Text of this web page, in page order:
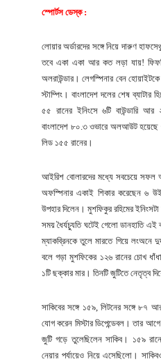
স্পোর্টস ডেস্ক :
লোয়ার অর্ডারদের সঙ্গে নিয়ে দারুণ
তবে একা একা আর কত লড়া যায়!
অলরাউন্ডার। লেগস্পিনার বেন
স্টাম্পিং। বাংলাদেশ দলের শেষ
৫৫ রানের ইনিংসে ৬টি বাউন্ডারি
বাংলাদেশ ৮০.৩ ওভারে অলআউট হয়েছে
লিড ১৫৫ রানের।
আইরিশ বোলারদের মধ্যে সবচেয়ে সফল
অফস্পিনার একাই শিকার করেছেন ৬
উপহার দিলেন। মুশফিকুর রহিমের
সময় ধৈর্যচ্যুতি ঘটেই গেলো ডানহাতি এই
ম্যাকব্রিনকে তুলে মারতে গিয়ে
বলে গড়া মুশফিকের ১২৬ রানের চোখ
১টি ছক্কার মার। তিনটি জুটিতে নেতৃত্ব
সাকিবের সঙ্গে ১৫৯, লিটনের সঙ্গে ৮৭
যোগ করেন মিস্টার ডিপেন্ডেবল। তার
জুটি গড়ে তুলেছিলেন সাকিব। ১৫৯
নেয়ার পর্যায়েও নিয়ে এসেছিলো।